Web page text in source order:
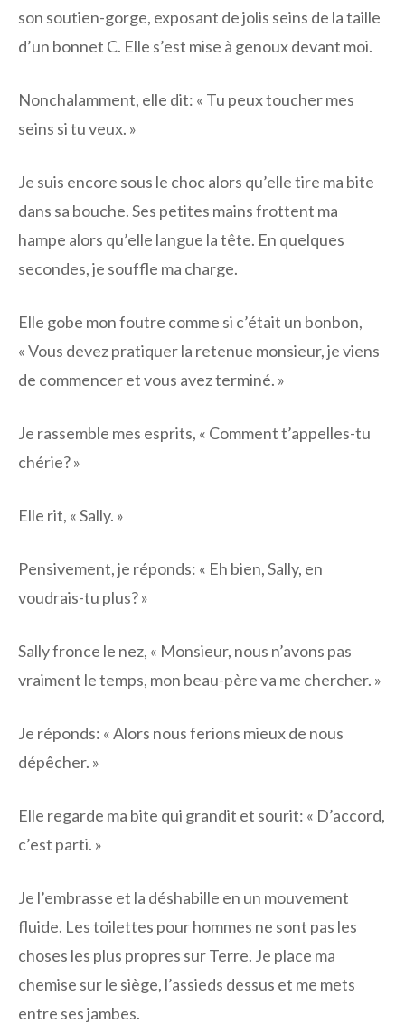
son soutien-gorge, exposant de jolis seins de la taille
d’un bonnet C. Elle s’est mise à genoux devant moi.
Nonchalamment, elle dit: « Tu peux toucher mes
seins si tu veux. »
Je suis encore sous le choc alors qu’elle tire ma bite
dans sa bouche. Ses petites mains frottent ma
hampe alors qu’elle langue la tête. En quelques
secondes, je souffle ma charge.
Elle gobe mon foutre comme si c’était un bonbon,
« Vous devez pratiquer la retenue monsieur, je viens
de commencer et vous avez terminé. »
Je rassemble mes esprits, « Comment t’appelles-tu
chérie? »
Elle rit, « Sally. »
Pensivement, je réponds: « Eh bien, Sally, en
voudrais-tu plus? »
Sally fronce le nez, « Monsieur, nous n’avons pas
vraiment le temps, mon beau-père va me chercher. »
Je réponds: « Alors nous ferions mieux de nous
dépêcher. »
Elle regarde ma bite qui grandit et sourit: « D’accord,
c’est parti. »
Je l’embrasse et la déshabille en un mouvement
fluide. Les toilettes pour hommes ne sont pas les
choses les plus propres sur Terre. Je place ma
chemise sur le siège, l’assieds dessus et me mets
entre ses jambes.